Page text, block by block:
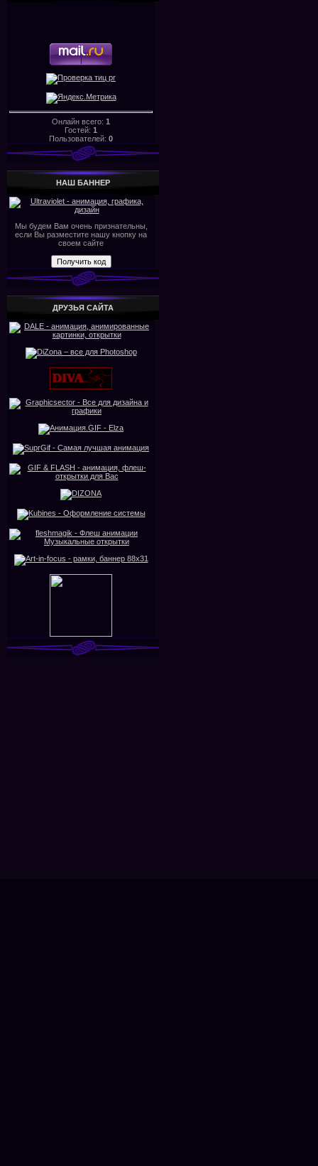
Онлайн всего: 1
Гостей: 1
Пользователей: 0
НАШ БАHHЕР
Мы будем Вам очень признательны,
если Вы разместите нашу кнопку на
своем сайте
ДРУЗЬЯ САЙТА